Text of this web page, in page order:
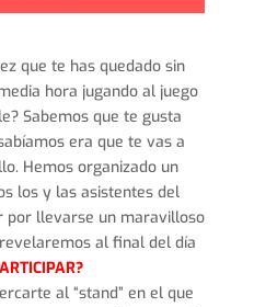
que te has quedado sin
hora jugando al juego
Sabemos que te gusta
era que te vas a
Hemos organizado un
los y las asistentes del
por llevarse un maravilloso
al final del día
al “stand” en el que